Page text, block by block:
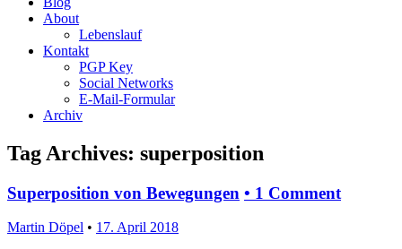
About
Lebenslauf
Kontakt
PGP Key
Social Networks
E-Mail-Formular
Archiv
Tag Archives: superposition
Superposition von Bewegungen • 1 Comment
Martin Döpel • 17. April 2018